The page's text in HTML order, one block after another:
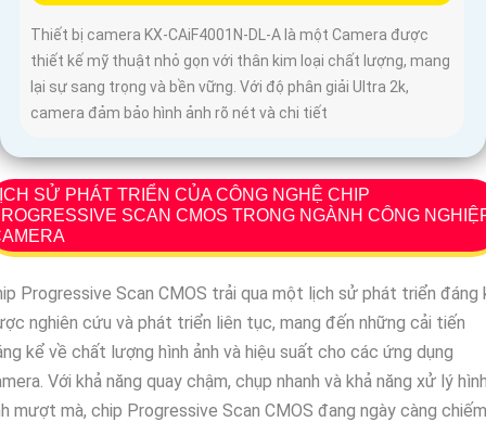
Thiết bị camera KX-CAiF4001N-DL-A là một Camera được
thiết kế mỹ thuật nhỏ gọn với thân kim loại chất lượng, mang
lại sự sang trọng và bền vững. Với độ phân giải Ultra 2k,
camera đảm bảo hình ảnh rõ nét và chi tiết
SỬ PHÁT TRIỂN CỦA CÔNG NGHỆ CHIP
SCAN CMOS TRONG NGÀNH CÔNG
Progressive Scan CMOS trải qua một lịch sử phát triển đáng
nghiên cứu và phát triển liên tục, mang đến những cải tiến
kể về chất lượng hình ảnh và hiệu suất cho các ứng dụng
Với khả năng quay chậm, chụp nhanh và khả năng xử lý
mượt mà, chip Progressive Scan CMOS đang ngày càng chiếm